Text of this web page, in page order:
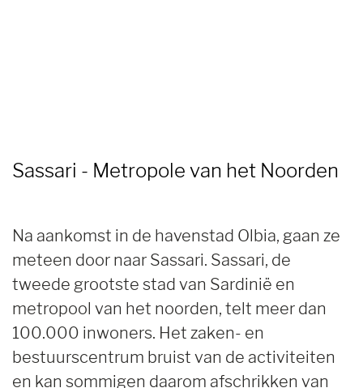
Sassari - Metropole van het Noorden
Na aankomst in de havenstad Olbia, gaan ze
meteen door naar Sassari. Sassari, de
tweede grootste stad van Sardinië en
metropool van het noorden, telt meer dan
100.000 inwoners. Het zaken- en
bestuurscentrum bruist van de activiteiten
en kan sommigen daarom afschrikken van